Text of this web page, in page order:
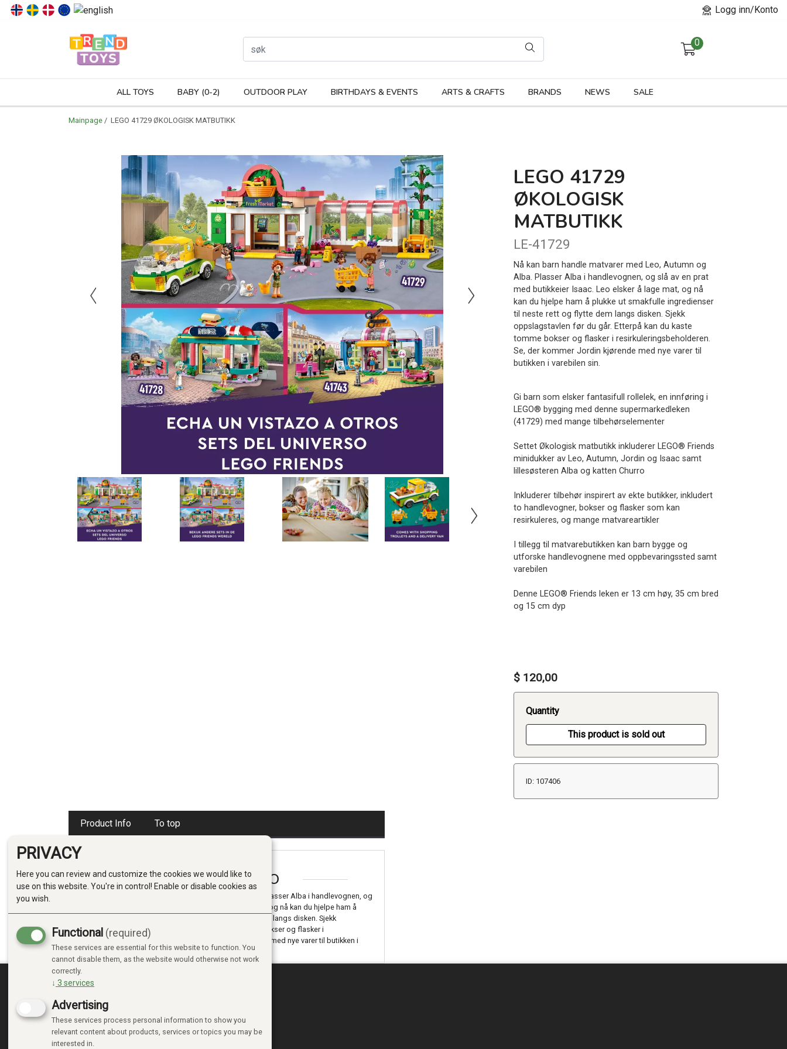
Logg inn/Konto
0
ALL TOYS BABY (0-2) OUTDOOR PLAY BIRTHDAYS & EVENTS ARTS & CRAFTS BRANDS NEWS SALE
Mainpage / LEGO 41729 ØKOLOGISK MATBUTIKK
LEGO 41729
ØKOLOGISK
MATBUTIKK
LE-41729
Nå kan barn handle matvarer med Leo, Autumn og
Alba. Plasser Alba i handlevognen, og slå av en prat
med butikkeier Isaac. Leo elsker å lage mat, og nå
kan du hjelpe ham å plukke ut smakfulle ingredienser
til neste rett og flytte dem langs disken. Sjekk
oppslagstavlen før du går. Etterpå kan du kaste
tomme bokser og flasker i resirkuleringsbeholderen.
Se, der kommer Jordin kjørende med nye varer til
butikken i varebilen sin.
Gi barn som elsker fantasifull rollelek, en innføring i
LEGO® bygging med denne supermarkedleken
(41729) med mange tilbehørselementer
Settet Økologisk matbutikk inkluderer LEGO® Friends
minidukker av Leo, Autumn, Jordin og Isaac samt
lillesøsteren Alba og katten Churro
Inkluderer tilbehør inspirert av ekte butikker, inkludert
to handlevogner, bokser og flasker som kan
resirkuleres, og mange matvareartikler
I tillegg til matvarebutikken kan barn bygge og
utforske handlevognene med oppbevaringssted samt
varebilen
Denne LEGO® Friends leken er 13 cm høy, 35 cm bred
og 15 cm dyp
$ 120,00
Quantity
This product is sold out
ID: 107406
Product Info To top
PRODUCT INFO
Nå kan barn handle matvarer med Leo, Autumn og Alba. Plasser Alba i handlevognen, og
slå av en prat med butikkeier Isaac. Leo elsker å lage mat, og nå kan du hjelpe ham å
plukke ut smakfulle ingredienser til neste rett og flytte dem langs disken. Sjekk
oppslagstavlen før du går. Etterpå kan du kaste tomme bokser og flasker i
resirkuleringsbeholderen. Se, der kommer Jordin kjørende med nye varer til butikken i
varebilen sin.
MINE SIDER
LOGIN
NEW CUSTOMER
PRIVACY
Here you can review and customize the cookies we would like to
use on this website. You're in control! Enable or disable cookies as
you wish.
Functional (required)
These services are essential for this website to function. You
cannot disable them, as the website would otherwise not work
correctly.
↓ 3 services
Advertising
These services process personal information to show you
relevant content about products, services or topics you may be
interested in.